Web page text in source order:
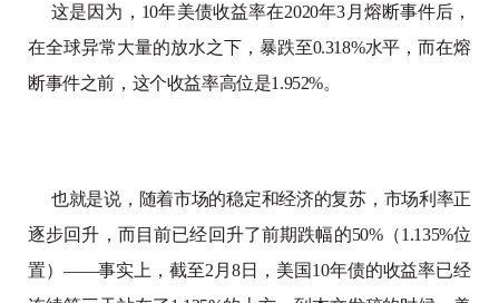
这是因为，10年美债收益率在2020年3月熔断事件后，
在全球异常大量的放水之下，暴跌至0.318%水平，而在熔
断事件之前，这个收益率高位是1.952%。
也就是说，随着市场的稳定和经济的复苏，市场利率正
逐步回升，而目前已经回升了前期跌幅的50%（1.135%位
置）——事实上，截至2月8日，美国10年债的收益率已经